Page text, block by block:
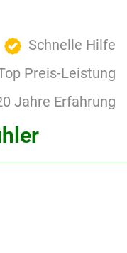
Schnelle Hilfe
Preis-Leistung
Jahre Erfahrung